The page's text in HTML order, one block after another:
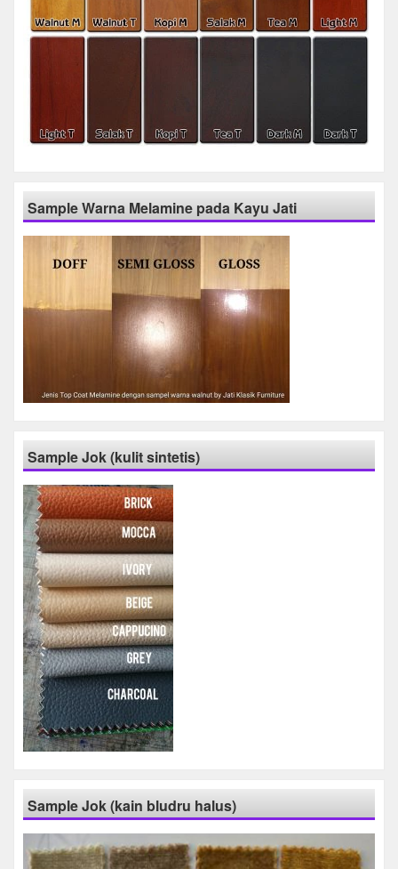
Sample Warna Melamine pada Kayu Jati
Sample Jok (kulit sintetis)
Sample Jok (kain bludru halus)